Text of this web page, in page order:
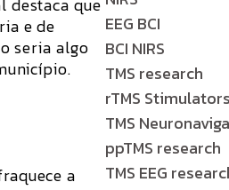
destaca que
e de
seria algo
a
EEG BCI
BCI NIRS
TMS research
rTMS Stimulators
TMS
ppTMS research
TMS EEG